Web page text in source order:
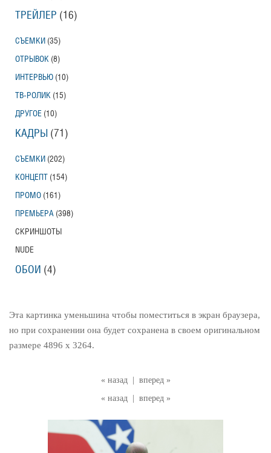
« назад
вперед »
« назад
вперед »
Эта картинка уменьшина чтобы поместиться в экран браузера,
но при сохранении она будет сохранена в своем оригинальном
размере 4896 x 3264.
ТРЕЙЛЕР (16)
СЪЕМКИ (35)
ОТРЫВОК (8)
ИНТЕРВЬЮ (10)
ТВ-РОЛИК (15)
ДРУГОЕ (10)
КАДРЫ (71)
СЪЕМКИ (202)
КОНЦЕПТ (154)
ПРОМО (161)
ПРЕМЬЕРА (398)
СКРИНШОТЫ
NUDE
ОБОИ (4)